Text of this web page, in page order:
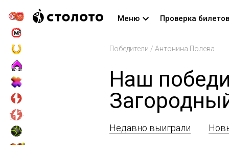
Меню Проверка билетов
Победители / Антонина Полева
Наш
Недавно выиграли